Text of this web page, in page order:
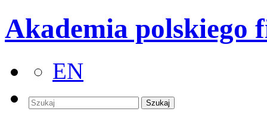
Akademia polskiego
EN